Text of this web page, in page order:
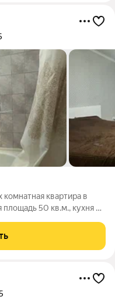
квартира в
площадь 50 кв.м., кухня 8
в шаговой доступности.